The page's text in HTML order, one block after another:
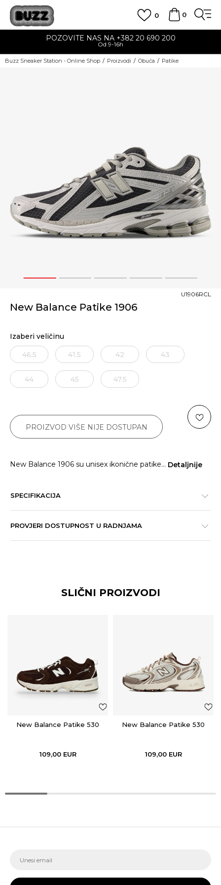
0
0
POZOVITE NAS NA +382 20 690 200
Od 9-16h
Buzz Sneaker Station - Online Shop Proizvodi Obuća Patike
1 2 3 4 5
New Balance Patike 1906
U1906RCL
Izaberi veličinu
46.5 41.5 42 43
44 45 47.5
PROIZVOD VIŠE NIJE DOSTUPAN
New Balance 1906 su unisex ikonične patike... Detaljnije
SPECIFIKACIJA
PROVJERI DOSTUPNOST U RADNJAMA
SLIČNI PROIZVODI
New Balance Patike 530
109,00 EUR
New Balance Patike 530
109,00 EUR